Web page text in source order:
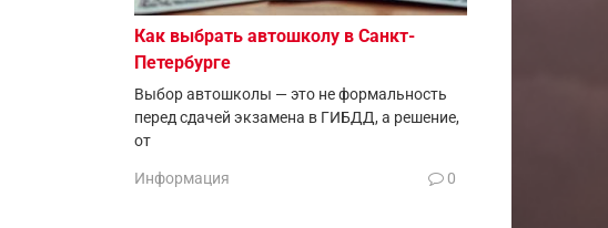
Как выбрать автошколу в Санкт-
Петербурге
Выбор автошколы — это не формальность
перед сдачей экзамена в ГИБДД, а решение,
от
Информация 0